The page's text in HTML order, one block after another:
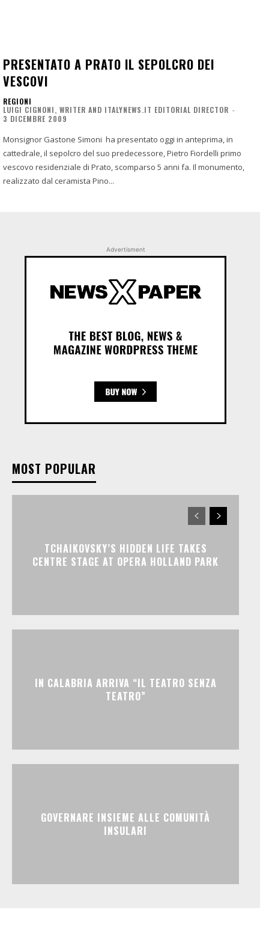
PRESENTATO A PRATO IL SEPOLCRO DEI
VESCOVI
REGIONI
LUIGI CIGNONI, WRITER AND ITALYNEWS.IT EDITORIAL DIRECTOR -
3 DICEMBRE 2009
Monsignor Gastone Simoni ha presentato oggi in anteprima, in
cattedrale, il sepolcro del suo predecessore, Pietro Fiordelli primo
vescovo residenziale di Prato, scomparso 5 anni fa. Il monumento,
realizzato dal ceramista Pino...
Advertisment
MOST POPULAR
TCHAIKOVSKY’S HIDDEN LIFE TAKES
CENTRE STAGE AT OPERA HOLLAND PARK
IN CALABRIA ARRIVA “IL TEATRO SENZA
TEATRO”
GOVERNARE INSIEME ALLE COMUNITÀ
INSULARI